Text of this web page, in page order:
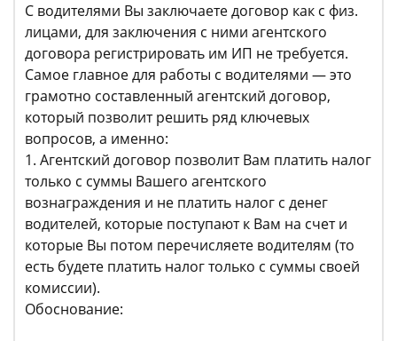
С водителями Вы заключаете договор как с физ.
лицами, для заключения с ними агентского
договора регистрировать им ИП не требуется.
Самое главное для работы с водителями — это
грамотно составленный агентский договор,
который позволит решить ряд ключевых
вопросов, а именно:
1. Агентский договор позволит Вам платить налог
только с суммы Вашего агентского
вознаграждения и не платить налог с денег
водителей, которые поступают к Вам на счет и
которые Вы потом перечисляете водителям (то
есть будете платить налог только с суммы своей
комиссии).
Обоснование: